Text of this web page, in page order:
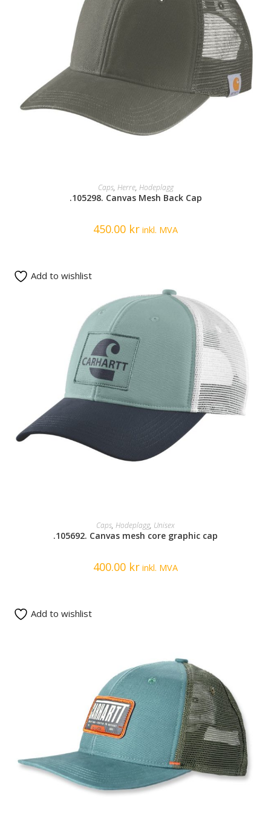
SELECT OPTIONS
Caps, Herre, Hodeplagg
.105298. Canvas Mesh Back Cap
450.00 kr inkl. MVA
SELECT OPTIONS
Caps, Hodeplagg, Unisex
.105692. Canvas mesh core graphic cap
400.00 kr inkl. MVA
Add to wishlist
Add to wishlist